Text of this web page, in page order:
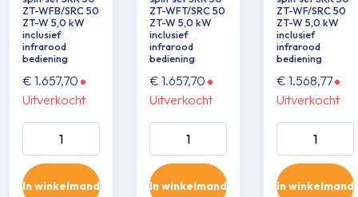
ZT-WFB/SRC 50
ZT-W 5,0 kW
inclusief
infrarood
bediening
€ 1.657,70
Uitverkocht
WFB/SRC 50 ZT-
W 5,0 kW inclusief
In winkelmand
ZT-WFT/SRC 50
ZT-W 5,0 kW
inclusief
infrarood
bediening
€ 1.657,70
Uitverkocht
WFT/SRC 50 ZT-
W 5,0 kW inclusief
In winkelmand
ZT-WF/SRC 50
ZT-W 5,0 kW
inclusief
infrarood
bediening
€ 1.568,77
Uitverkocht
WF/SRC 50
5,0 kW
In winkelmand